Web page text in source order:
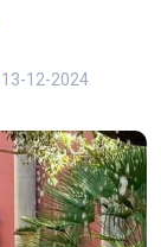
13-12-2024